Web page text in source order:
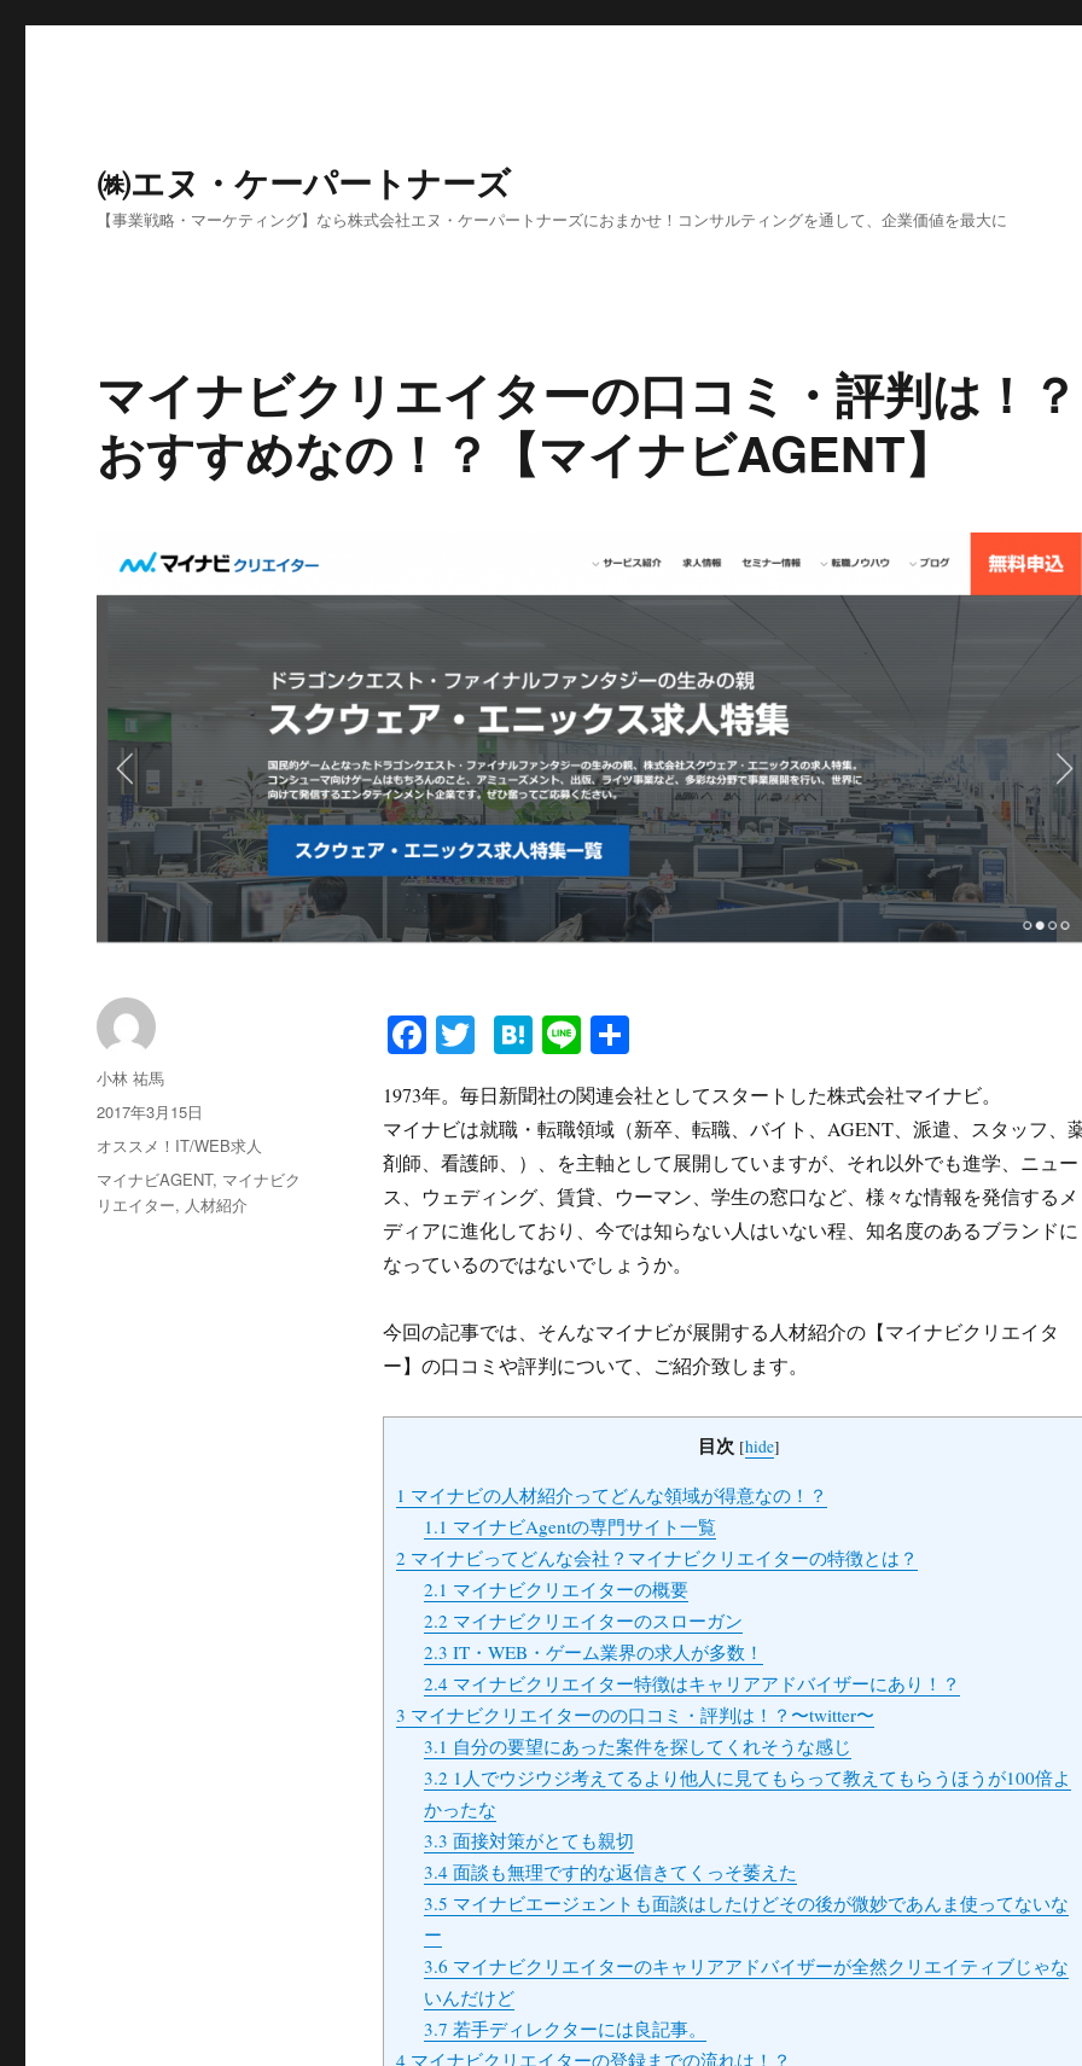
㈱エヌ・ケーパートナーズ
【事業戦略・マーケティング】なら株式会社エヌ・ケーパートナーズにおまかせ！コンサルティングを通して、企業価値を最大に
マイナビクリエイターの口コミ・評判は！？
おすすめなの！？【マイナビAGENT】
Fa
ce
bo
ok
T
wi
tte
r
H
at
en
a
Li
ne
共
有
1973年。毎日新聞社の関連会社としてスタートした株式会社マイナビ。
マイナビは就職・転職領域（新卒、転職、バイト、AGENT、派遣、スタッフ、
剤師、看護師、）、を主軸として展開していますが、それ以外でも進学、ニュー
ス、ウェディング、賃貸、ウーマン、学生の窓口など、様々な情報を発信するメ
ディアに進化しており、今では知らない人はいない程、知名度のあるブランドに
なっているのではないでしょうか。
今回の記事では、そんなマイナビが展開する人材紹介の【マイナビクリエイタ
ー】の口コミや評判について、ご紹介致します。
目次 [hide]
1 マイナビの人材紹介ってどんな領域が得意なの！？
1.1 マイナビAgentの専門サイト一覧
2 マイナビってどんな会社？マイナビクリエイターの特徴とは？
2.1 マイナビクリエイターの概要
2.2 マイナビクリエイターのスローガン
2.3 IT・WEB・ゲーム業界の求人が多数！
2.4マイナビクリエイター特徴はキャリアアドバイザーにあり！？
3 マイナビクリエイターのの口コミ・評判は！？〜twitter〜
3.1 自分の要望にあった案件を探してくれそうな感じ
3.2 1人でウジウジ考えてるより他人に見てもらって教えてもらうほうが100倍よ
かったな
3.3 面接対策がとても親切
3.4面談も無理です的な返信きてくっそ萎えた
3.5 マイナビエージェントも面談はしたけどその後が微妙であんま使ってないな
ー
3.6 マイナビクリエイターのキャリアアドバイザーが全然クリエイティブじゃな
いんだけど
3.7 若手ディレクターには良記事。
4マイナビクリエイターの登録までの流れは！？
投
稿
小林 祐馬
投
稿
2017年3月15日
カ
テ
ゴ
オススメ！IT/WEB求人
タ
グ
マイナビAGENT, マイナビク
リエイター, 人材紹介